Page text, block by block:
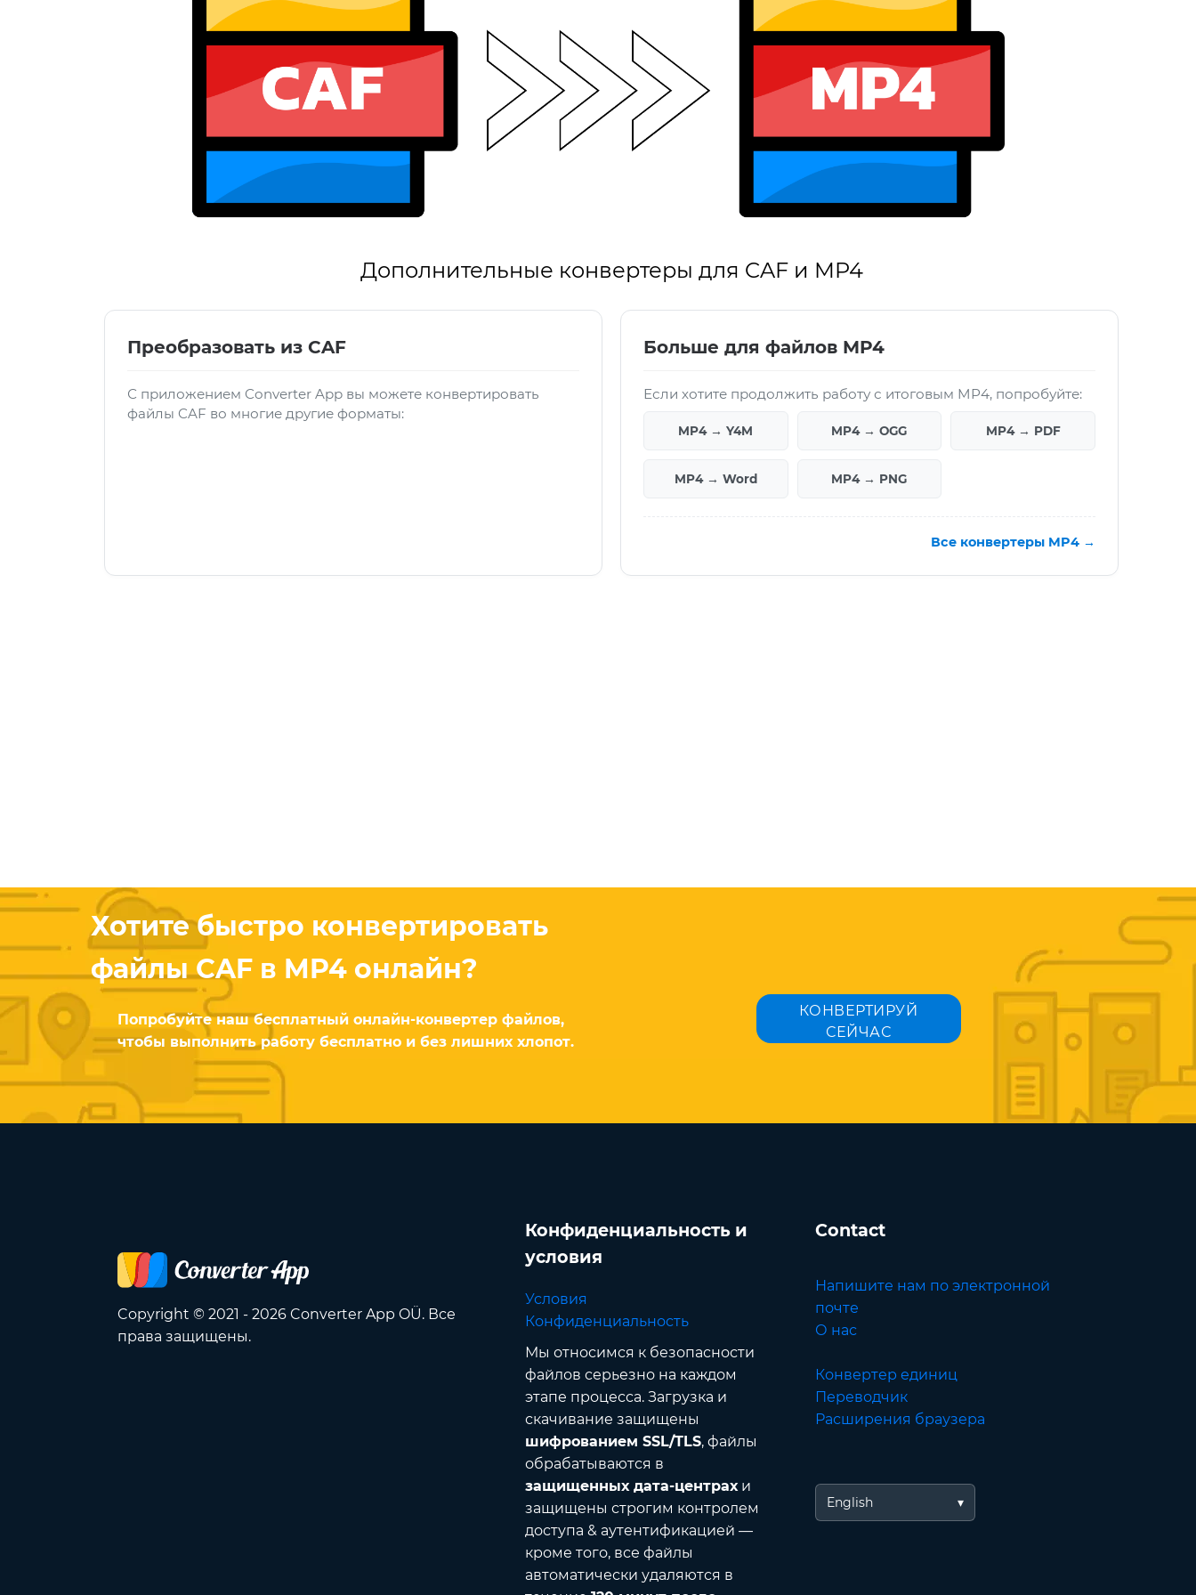
Дополнительные конвертеры для CAF и MP4
Преобразовать из CAF
С приложением Converter App вы можете конвертировать
файлы CAF во многие другие форматы:
Больше для файлов MP4
Если хотите продолжить работу с итоговым MP4, попробуйте:
MP4 → Y4M MP4 → OGG MP4 → PDF
MP4 → Word MP4 → PNG
Все конвертеры MP4 →
Хотите быстро конвертировать
файлы CAF в MP4 онлайн?
Попробуйте наш бесплатный онлайн-конвертер файлов,
чтобы выполнить работу бесплатно и без лишних хлопот.
КОНВЕРТИРУЙ
СЕЙЧАС
Copyright © 2021 - 2026 Converter App OÜ. Все
права защищены.
Конфиденциальность и
условия
Условия
Конфиденциальность
Мы относимся к безопасности
файлов серьезно на каждом
этапе процесса. Загрузка и
скачивание защищены
шифрованием SSL/TLS, файлы
обрабатываются в
защищенных дата-центрахи
защищены строгим контролем
доступа & аутентификацией —
кроме того, все файлы
автоматически удаляются в
Contact
Напишите нам по электронной
почте
О нас
Конвертер единиц
Переводчик
Расширения браузера
English